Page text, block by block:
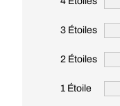
3 Étoiles
2 Étoiles
1 Étoile